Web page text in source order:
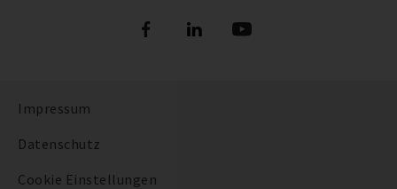
Impressum
Datenschutz
Cookie Einstellungen